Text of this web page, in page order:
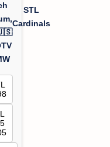
STL
Cardinals